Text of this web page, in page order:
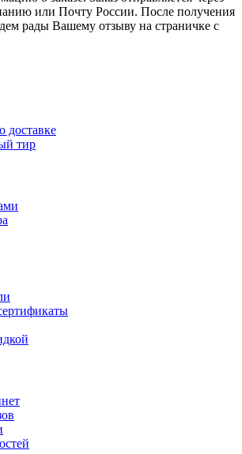
или Почту России. После получения
рады Вашему отзыву на страничке с
доставке
тир